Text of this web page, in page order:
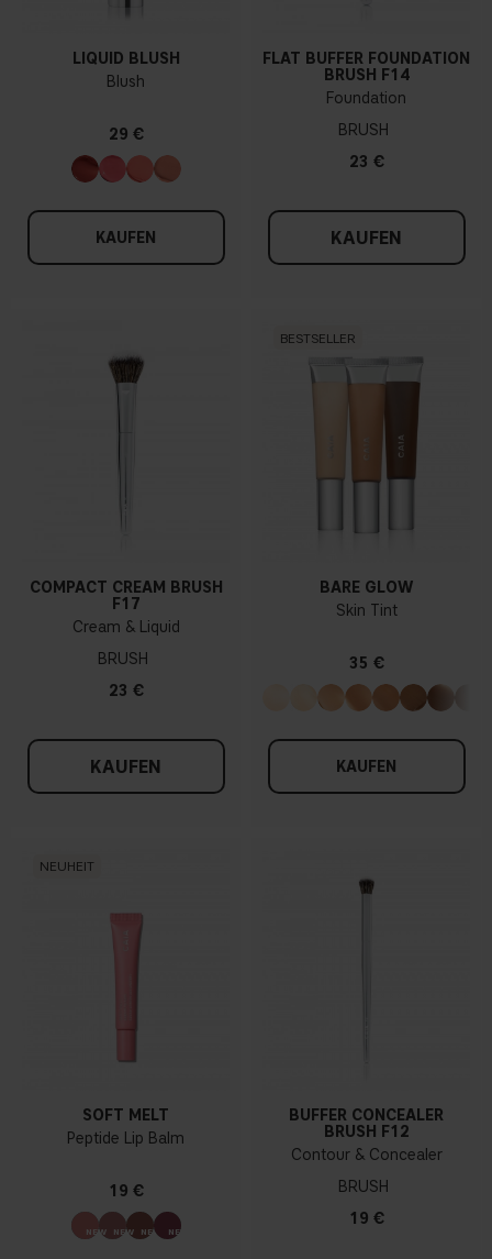
LIQUID BLUSH
Blush
29 €
KAUFEN
FLAT BUFFER FOUNDATION
BRUSH F14
Foundation
BRUSH
23 €
KAUFEN
COMPACT CREAM BRUSH
F17
Cream & Liquid
BRUSH
23 €
KAUFEN
BESTSELLER
BARE GLOW
Skin Tint
35 €
KAUFEN
NEUHEIT
SOFT MELT
Peptide Lip Balm
19 €
BUFFER CONCEALER
BRUSH F12
Contour & Concealer
BRUSH
19 €